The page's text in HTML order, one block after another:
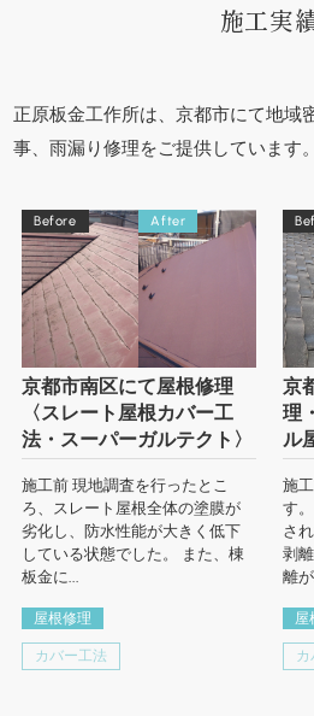
施工実
正原板金工作所は、京都市にて地域
事、雨漏り修理をご提供しています。
Before After
京都市南区にて屋根修理
〈スレート屋根カバー工
法・スーパーガルテクト〉
施工前 現地調査を行ったとこ
ろ、スレート屋根全体の塗膜が
劣化し、防水性能が大きく低下
している状態でした。 また、棟
板金に...
屋根修理
カバー工法
京
理
ル
施
す
さ
剥
離
屋
カ